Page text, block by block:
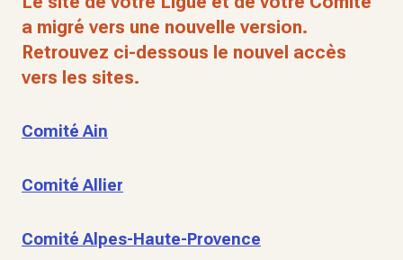
a migré vers une nouvelle version.
Retrouvez ci-dessous le nouvel accès
vers les sites.
Comité Ain
Comité Allier
Comité Alpes-Haute-Provence